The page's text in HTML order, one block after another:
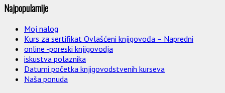
Najpopularnije
Moj nalog
Kurs za sertifikat Ovlašćeni knjigovođa – Napredni
online -poreski knjigovodja
iskustva polaznika
Datumi početka knjigovodstvenih kurseva
Naša ponuda